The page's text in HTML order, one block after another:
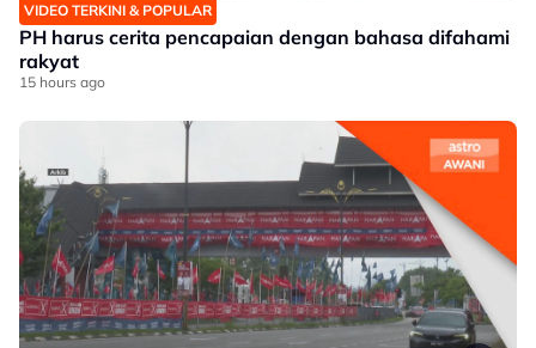
VIDEO TERKINI & POPULAR
PH harus cerita pencapaian dengan bahasa difahami
rakyat
15 hours ago